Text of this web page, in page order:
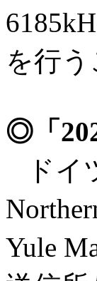
を行
◎「
ドイ
Yule